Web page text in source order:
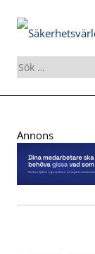
Sök
efter:
to
Annons